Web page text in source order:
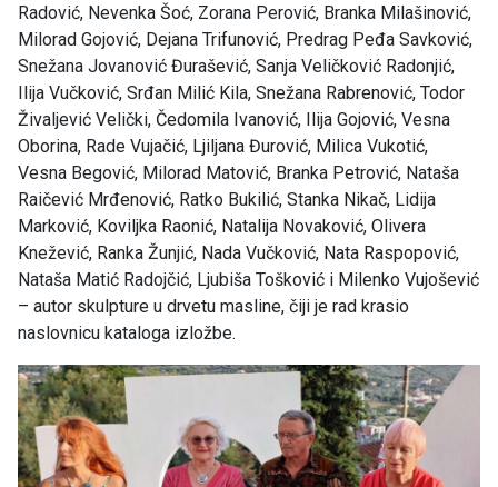
Radović, Nevenka Šoć, Zorana Perović, Branka Milašinović,
Milorad Gojović, Dejana Trifunović, Predrag Peđa Savković,
Snežana Jovanović Đurašević, Sanja Veličković Radonjić,
Ilija Vučković, Srđan Milić Kila, Snežana Rabrenović, Todor
Živaljević Velički, Čedomila Ivanović, Ilija Gojović, Vesna
Oborina, Rade Vujačić, Ljiljana Đurović, Milica Vukotić,
Vesna Begović, Milorad Matović, Branka Petrović, Nataša
Raičević Mrđenović, Ratko Bukilić, Stanka Nikač, Lidija
Marković, Koviljka Raonić, Natalija Novaković, Olivera
Knežević, Ranka Žunjić, Nada Vučković, Nata Raspopović,
Nataša Matić Radojčić, Ljubiša Tošković i Milenko Vujošević
– autor skulpture u drvetu masline, čiji je rad krasio
naslovnicu kataloga izložbe.